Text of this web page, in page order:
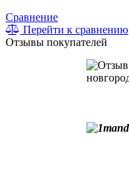
Сравнение
Перейти к сравнению
Отзывы покупателей